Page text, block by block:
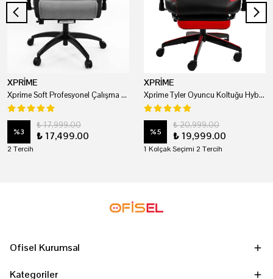
XPRİME
Xprime Soft Profesyonel Çalışma Ve Oyuncu Koltuğu
%3
₺ 17,999.00
₺ 17,499.00
2 Tercih
XPRİME
Xprime Tyler Oyuncu Koltuğu Hybrid Kumaş Kırmızı
%5
₺ 20,999.00
₺ 19,999.00
1 Kolçak Seçimi 2 Tercih
Ofisel Kurumsal
Kategoriler